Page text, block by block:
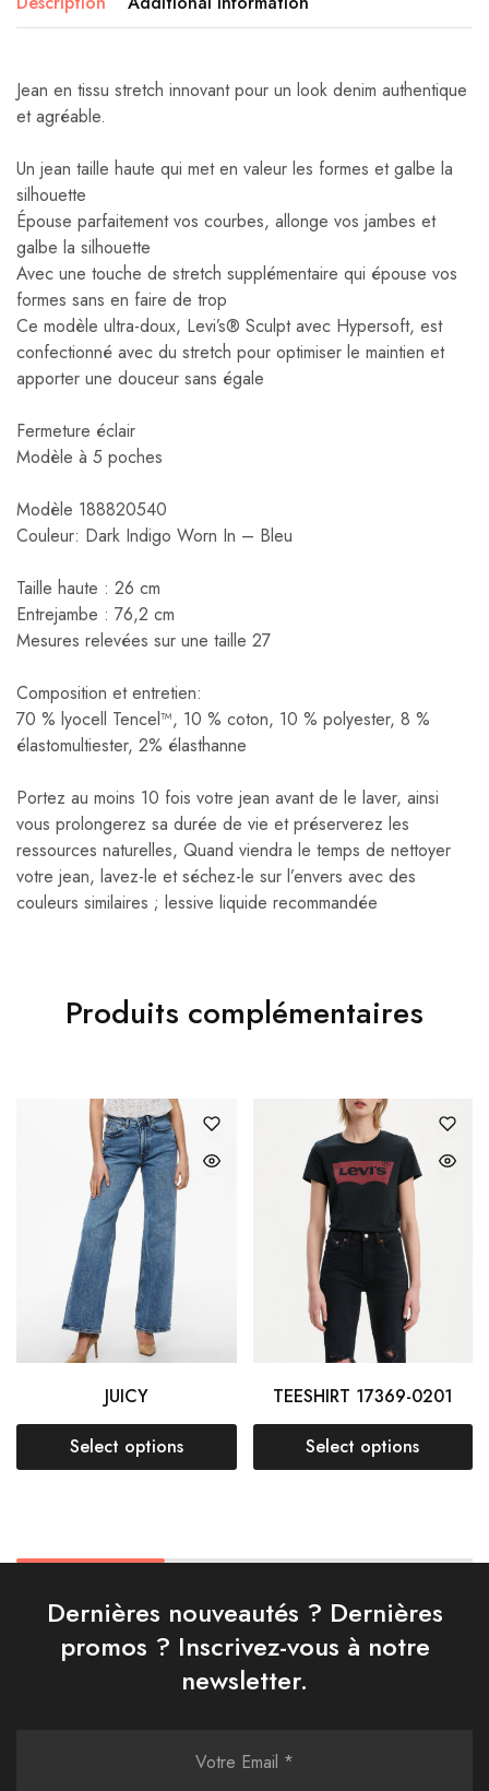
Jean en tissu stretch innovant pour un look denim authentique
et agréable.
Un jean taille haute qui met en valeur les formes et galbe la
silhouette
Épouse parfaitement vos courbes, allonge vos jambes et
galbe la silhouette
Avec une touche de stretch supplémentaire qui épouse vos
formes sans en faire de trop
Ce modèle ultra-doux, Levi’s® Sculpt avec Hypersoft, est
confectionné avec du stretch pour optimiser le maintien et
apporter une douceur sans égale
Fermeture éclair
Modèle à 5 poches
Modèle 188820540
Couleur: Dark Indigo Worn In – Bleu
Taille haute : 26 cm
Entrejambe : 76,2 cm
Mesures relevées sur une taille 27
Composition et entretien:
70 % lyocell Tencel™, 10 % coton, 10 % polyester, 8 %
élastomultiester, 2% élasthanne
Portez au moins 10 fois votre jean avant de le laver, ainsi
vous prolongerez sa durée de vie et préserverez les
ressources naturelles, Quand viendra le temps de nettoyer
votre jean, lavez-le et séchez-le sur l’envers avec des
couleurs similaires ; lessive liquide recommandée
Produits complémentaires
JUICY
Select options
TEESHIRT 17369-0201
Select options
Dernières nouveautés ? Dernières
promos ? Inscrivez-vous à notre
newsletter.